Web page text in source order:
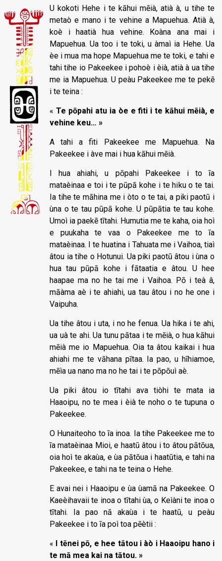
U kokoti Hehe i te kāhui mēià, atià à, u tihe te
metaò e mano i te vehine a Mapuehua. Atià à,
koè i haatià hua vehine. Koàna ana mai i
Mapuehua. Ua too i te toki, u àmaì ia Hehe. Ua
èe i mua ma hope Mapuehua me te toki, e tahi e
tahi tihe io Pakeekee i pohoè i èià, atià à ua tihe
me ia Mapuehua. U peàu Pakeekee me te pekē
i te teina :
« Te pōpahi atu ia òe e fiti i te kāhui mēià, e
vehine keu… »
A tahi a fiti Pakeekee me Mapuehua. Na
Pakeekee i àve mai i hua kāhui mēià.
I hua ahiahi, u pōpahi Pakeekee i to īa
mataèinaa e toi i te pūpā kohe i te hiku o te tai.
Ia tihe te māhina me i òto o te tai, a piki paotū i
ùna o te tau pūpā kohe. U pūpātia te tau kohe.
Umoì ia paekē tītahi. Humutia me te kaha, oia hoì
e puukaha te vaa o Pakeekee me to īa
mataèinaa. I te huatina i Tahuata me i Vaihoa, tiaì
âtou ia tihe o Hotunui. Ua piki paotū âtou i ùna o
hua tau pūpā kohe i fātaatia e âtou. U hee
haapae ma no he tai me i Vaihoa. Pō i teà â,
māàma aè i te ahiahi, ua tau âtou i no he one i
Vaipuha.
Ua tihe âtou i uta, i no he fenua. Ua hika i te ahi,
ua uà te ahi. Ua tunu pātaa i te mēià, o hua kāhui
mēià me io Mapuehua. Oia ta âtou kaikai i hua
ahiahi me te vāhana pītaa. Ia pao, u hīhiamoe,
mēìa ua nano ma no he tai i te pōpōuì aè.
Ua piki âtou io tītahi ava tiòhi te mata ia
Haaoipu, no te mea i èià te noho o te tupuna o
Pakeekee.
O Hunaiteoho to īa inoa. Ia tihe Pakeekee me to
īa mataèinaa Mioi, e haatū âtou i to âtou pātōua,
oia hoì te akaùa, e ùa pātōua i haatūtia, e tahi na
Pakeekee, e tahi na te teina o Hehe.
E avai nei i Haaoipu e ùa ùamā na Pakeekee. O
Kaeèihavaii te inoa o tītahi ùa, o Keìàni te inoa o
tītahi. Ia pao nā akaùa i te haatū, u peàu
Pakeekee i to īa poì toa pēètii :
« I tēnei pō, e hee tātou i àò i Haaoipu hano i
te mā mea kai na tātou. »